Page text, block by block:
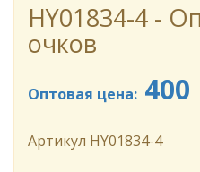
HY01834-4 -
очков
Оптовая цена: 400
Артикул HY01834-4